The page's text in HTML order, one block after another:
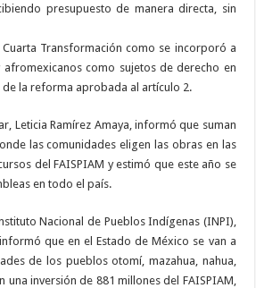
presupuesto de manera directa, sin
Transformación como se incorporó a
como sujetos de derecho en
de la reforma aprobada al artículo 2.
Leticia Ramírez Amaya, informó que suman
las comunidades eligen las obras en las
del FAISPIAM y estimó que este año se
en todo el país.
Nacional de Pueblos Indígenas (INPI),
que en el Estado de México se van a
de los pueblos otomí, mazahua, nahua,
una inversión de 881 millones del FAISPIAM,